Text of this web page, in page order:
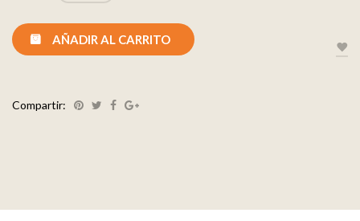
AÑADIR AL CARRITO
Compartir: